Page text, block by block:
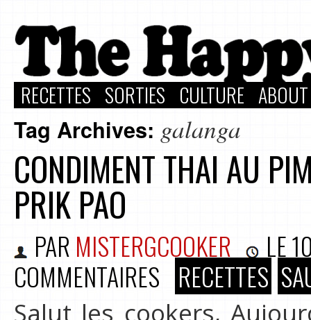
RECETTES SORTIES CULTURE
Tag Archives: galanga
CONDIMENT THAI AU
PRIK PAO
PAR MISTERGCOOKER LE
COMMENTAIRES RECETTES
Salut les cookers,